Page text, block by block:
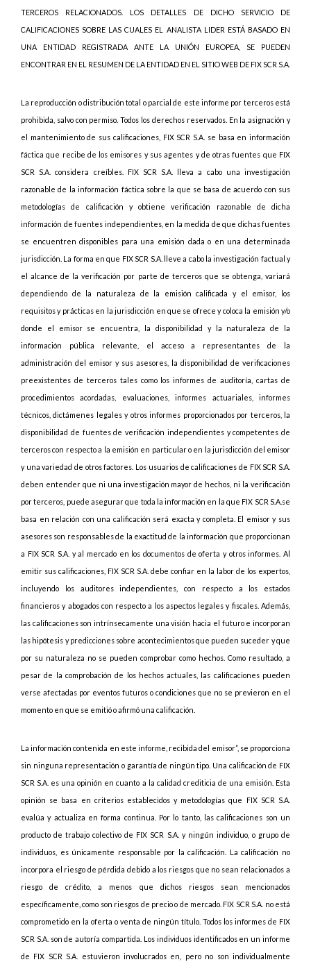
TERCEROS RELACIONADOS. LOS DETALLES DE DICHO SERVICIO DE
CALIFICACIONES SOBRE LAS CUALES EL ANALISTA LIDER ESTÁ BASADO EN
UNA ENTIDAD REGISTRADA ANTE LA UNIÓN EUROPEA, SE PUEDEN
ENCONTRAR EN EL RESUMEN DE LA ENTIDAD EN EL SITIO WEB DE FIX SCR S.A.
La reproducción o distribución total o parcial de este informe por terceros está
prohibida, salvo con permiso. Todos los derechos reservados. En la asignación y
el mantenimiento de sus calificaciones, FIX SCR S.A. se basa en información
fáctica que recibe de los emisores y sus agentes y de otras fuentes que FIX
SCR S.A. considera creíbles. FIX SCR S.A. lleva a cabo una investigación
razonable de la información fáctica sobre la que se basa de acuerdo con sus
metodologías de calificación y obtiene verificación razonable de dicha
información de fuentes independientes, en la medida de que dichas fuentes
se encuentren disponibles para una emisión dada o en una determinada
jurisdicción. La forma en que FIX SCR S.A. lleve a cabo la investigación factual y
el alcance de la verificación por parte de terceros que se obtenga, variará
dependiendo de la naturaleza de la emisión calificada y el emisor, los
requisitos y prácticas en la jurisdicción en que se ofrece y coloca la emisión y/o
donde el emisor se encuentra, la disponibilidad y la naturaleza de la
información pública relevante, el acceso a representantes de la
administración del emisor y sus asesores, la disponibilidad de verificaciones
preexistentes de terceros tales como los informes de auditoría, cartas de
procedimientos acordadas, evaluaciones, informes actuariales, informes
técnicos, dictámenes legales y otros informes proporcionados por terceros, la
disponibilidad de fuentes de verificación independientes y competentes de
terceros con respecto a la emisión en particular o en la jurisdicción del emisor
y una variedad de otros factores. Los usuarios de calificaciones de FIX SCR S.A.
deben entender que ni una investigación mayor de hechos, ni la verificación
por terceros, puede asegurar que toda la información en la que FIX SCR S.A.se
basa en relación con una calificación será exacta y completa. El emisor y sus
asesores son responsables de la exactitud de la información que proporcionan
a FIX SCR S.A. y al mercado en los documentos de oferta y otros informes. Al
emitir sus calificaciones, FIX SCR S.A. debe confiar en la labor de los expertos,
incluyendo los auditores independientes, con respecto a los estados
financieros y abogados con respecto a los aspectos legales y fiscales. Además,
las calificaciones son intrínsecamente una visión hacia el futuro e incorporan
las hipótesis y predicciones sobre acontecimientos que pueden suceder y que
por su naturaleza no se pueden comprobar como hechos. Como resultado, a
pesar de la comprobación de los hechos actuales, las calificaciones pueden
verse afectadas por eventos futuros o condiciones que no se previeron en el
momento en que se emitió o afirmó una calificación.
La información contenida en este informe, recibida del emisor”, se proporciona
sin ninguna representación o garantía de ningún tipo. Una calificación de FIX
SCR S.A. es una opinión en cuanto a la calidad crediticia de una emisión. Esta
opinión se basa en criterios establecidos y metodologías que FIX SCR S.A.
evalúa y actualiza en forma continua. Por lo tanto, las calificaciones son un
producto de trabajo colectivo de FIX SCR S.A. y ningún individuo, o grupo de
individuos, es únicamente responsable por la calificación. La calificación no
incorpora el riesgo de pérdida debido a los riesgos que no sean relacionados a
riesgo de crédito, a menos que dichos riesgos sean mencionados
específicamente, como son riesgos de precio o de mercado. FIX SCR S.A. no está
comprometido en la oferta o venta de ningún título. Todos los informes de FIX
SCR S.A. son de autoría compartida. Los individuos identificados en un informe
de FIX SCR S.A. estuvieron involucrados en, pero no son individualmente